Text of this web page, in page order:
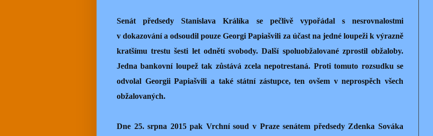
Senát předsedy Stanislava Králíka se pečlivě vypořádal s nesrovnalostmi
v dokazování a odsoudil pouze Georgi Papiašvili za účast na jedné loupeži k výrazně
kratšímu trestu šesti let odnětí svobody. Další spoluobžalované zprostil obžaloby.
Jedna bankovní loupež tak zůstává zcela nepotrestaná. Proti tomuto rozsudku se
odvolal Georgii Papiašvili a také státní zástupce, ten ovšem v neprospěch všech
obžalovaných.
Dne 25. srpna 2015 pak Vrchní soud v Praze senátem předsedy Zdenka Sováka